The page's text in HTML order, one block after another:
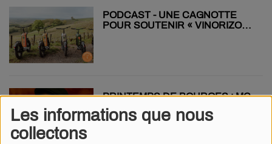
Les informations que nous
collectons
PODCAST - UNE CAGNOTTE
POUR SOUTENIR « VINORIZON
PRINTEMPS DE BOURGES : MC
SOLAAR, THE AVENER,
YODELICE … SERONT SUR LA
SCÈNE DU W !